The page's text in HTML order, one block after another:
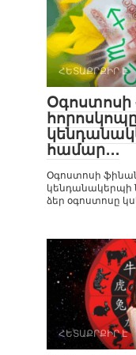
ՀԵՏԱՔՐՔԻՐ Է
համար․․․
Օգոստոսի
կենդանակերպի
ձեր օգոստոսը
ՀԵՏԱՔՐՔԻՐ Է